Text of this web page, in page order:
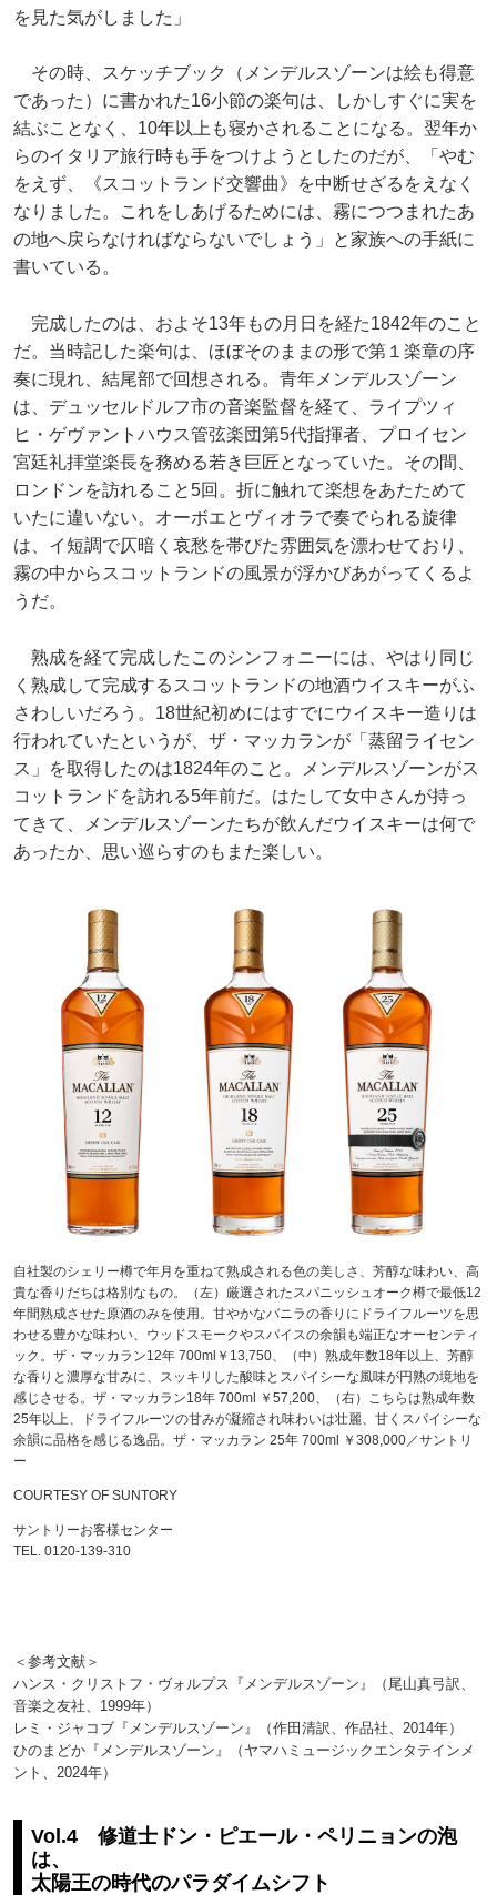
を見た気がしました」
その時、スケッチブック（メンデルスゾーンは絵も得意
であった）に書かれた16小節の楽句は、しかしすぐに実を
結ぶことなく、10年以上も寝かされることになる。翌年か
らのイタリア旅行時も手をつけようとしたのだが、「やむ
をえず、《スコットランド交響曲》を中断せざるをえなく
なりました。これをしあげるためには、霧につつまれたあ
の地へ戻らなければならないでしょう」と家族への手紙に
書いている。
完成したのは、およそ13年もの月日を経た1842年のこと
だ。当時記した楽句は、ほぼそのままの形で第１楽章の序
奏に現れ、結尾部で回想される。青年メンデルスゾーン
は、デュッセルドルフ市の音楽監督を経て、ライプツィ
ヒ・ゲヴァントハウス管弦楽団第5代指揮者、プロイセン
宮廷礼拝堂楽長を務める若き巨匠となっていた。その間、
ロンドンを訪れること5回。折に触れて楽想をあたためて
いたに違いない。オーボエとヴィオラで奏でられる旋律
は、イ短調で仄暗く哀愁を帯びた雰囲気を漂わせており、
霧の中からスコットランドの風景が浮かびあがってくるよ
うだ。
熟成を経て完成したこのシンフォニーには、やはり同じ
く熟成して完成するスコットランドの地酒ウイスキーがふ
さわしいだろう。18世紀初めにはすでにウイスキー造りは
行われていたというが、ザ・マッカランが「蒸留ライセン
ス」を取得したのは1824年のこと。メンデルスゾーンがス
コットランドを訪れる5年前だ。はたして女中さんが持っ
てきて、メンデルスゾーンたちが飲んだウイスキーは何で
あったか、思い巡らすのもまた楽しい。
自社製のシェリー樽で年月を重ねて熟成される色の美しさ、芳醇な味わい、高
貴な香りだちは格別なもの。（左）厳選されたスパニッシュオーク樽で最低12
年間熟成させた原酒のみを使用。甘やかなバニラの香りにドライフルーツを思
わせる豊かな味わい、ウッドスモークやスパイスの余韻も端正なオーセンティ
ック。ザ・マッカラン12年 700ml￥13,750、（中）熟成年数18年以上、芳醇
な香りと濃厚な甘みに、スッキリした酸味とスパイシーな風味が円熟の境地を
感じさせる。ザ・マッカラン18年 700ml ￥57,200、（右）こちらは熟成年数
25年以上、ドライフルーツの甘みが凝縮され味わいは壮麗、甘くスパイシーな
余韻に品格を感じる逸品。ザ・マッカラン 25年 700ml ￥308,000／サントリ
ー
COURTESY OF SUNTORY
サントリーお客様センター
TEL. 0120-139-310
＜参考文献＞
ハンス・クリストフ・ヴォルプス『メンデルスゾーン』（尾山真弓訳、
音楽之友社、1999年）
レミ・ジャコブ『メンデルスゾーン』（作田清訳、作品社、2014年）
ひのまどか『メンデルスゾーン』（ヤマハミュージックエンタテインメ
ント、2024年）
Vol.4 修道士ドン・ピエール・ペリニョンの泡
は、
太陽王の時代のパラダイムシフト